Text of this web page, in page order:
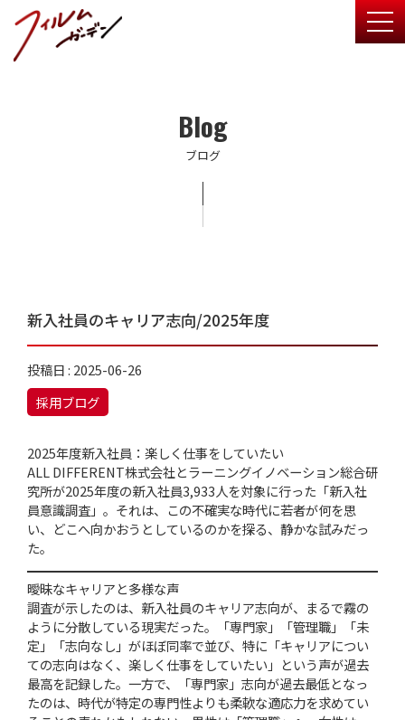
Blog
ブログ
新入社員のキャリア志向/2025年度
投稿日 : 2025-06-26
採用ブログ
2025年度新入社員：楽しく仕事をしていたい
ALL DIFFERENT株式会社とラーニングイノベーション総合研
究所が2025年度の新入社員3,933人を対象に行った「新入社
員意識調査」。それは、この不確実な時代に若者が何を思
い、どこへ向かおうとしているのかを探る、静かな試みだっ
た。
曖昧なキャリアと多様な声
調査が示したのは、新入社員のキャリア志向が、まるで霧の
ように分散している現実だった。「専門家」「管理職」「未
定」「志向なし」がほぼ同率で並び、特に「キャリアについ
ての志向はなく、楽しく仕事をしていたい」という声が過去
最高を記録した。一方で、「専門家」志向が過去最低となっ
たのは、時代が特定の専門性よりも柔軟な適応力を求めてい